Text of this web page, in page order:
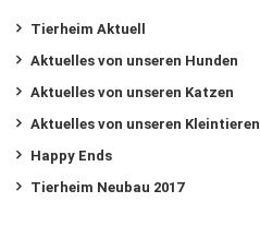
Tierheim Aktuell
Aktuelles von unseren Hunden
Aktuelles von unseren Katzen
Aktuelles von unseren Kleintieren
Happy Ends
Tierheim Neubau 2017